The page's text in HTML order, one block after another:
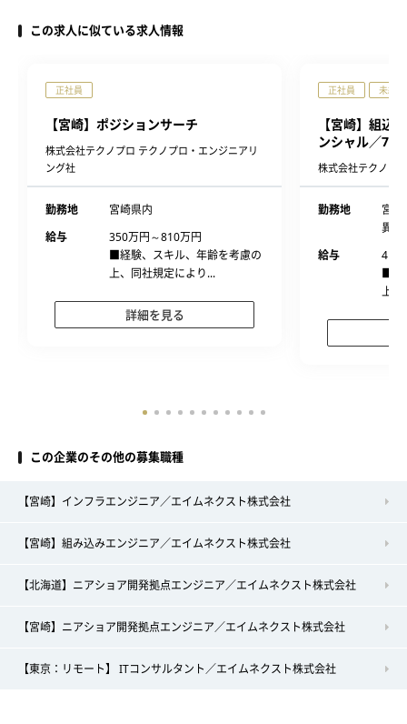
この求人に似ている求人情報
正社員
【宮崎】ポジションサーチ
株式会社テクノプロ テクノプロ・エンジニアリ
ング社
勤務地
宮崎県内
給与
350万円～810万円
■経験、スキル、年齢を考慮の
上、同社規定により...
詳細を見る
正社員 未経
【宮崎】組込
ンシャル／7月
株式会社テクノプ
勤務地
宮
異な
給与
415
■経
上、
この企業のその他の募集職種
【宮崎】インフラエンジニア／エイムネクスト株式会社
【宮崎】組み込みエンジニア／エイムネクスト株式会社
【北海道】ニアショア開発拠点エンジニア／エイムネクスト株式会社
【宮崎】ニアショア開発拠点エンジニア／エイムネクスト株式会社
【東京：リモート】 ITコンサルタント／エイムネクスト株式会社